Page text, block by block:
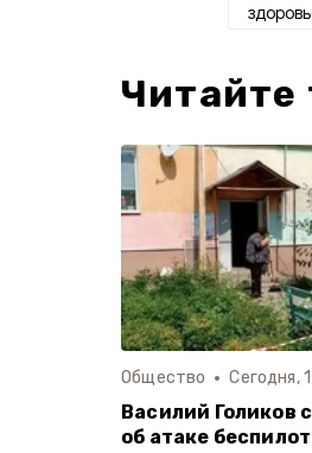
Читайте
Общество Сегодня,
Василий Голиков
об атаке